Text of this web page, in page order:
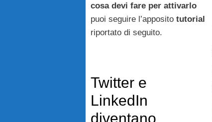
cosa devi fare per attivarlo
puoi seguire l’apposito tutorial
riportato di seguito.
Twitter e
LinkedIn
diventano